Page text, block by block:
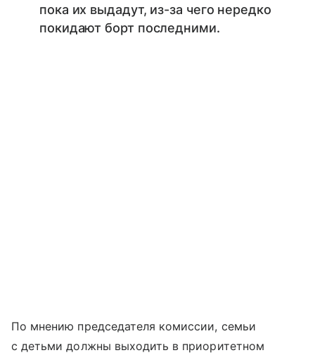
пока их выдадут, из-за чего нередко
покидают борт последними.
По мнению председателя комиссии, семьи
с детьми должны выходить в приоритетном